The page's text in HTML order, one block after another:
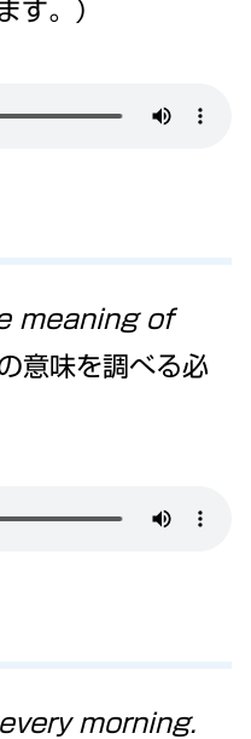
す。）
meaning of
意味を調べる必
morning.